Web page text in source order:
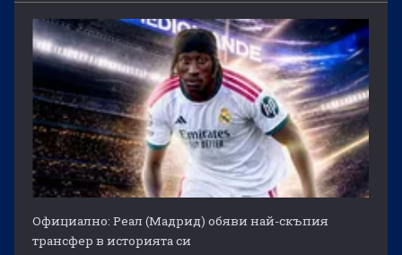
Официално: Реал (Мадрид) обяви най-скъпия
трансфер в историята си